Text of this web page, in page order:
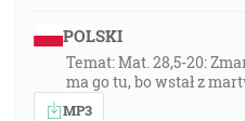
POLSKI
Temat: Mat. 28,5-20:
ma go tu, bo wstał z
MP3